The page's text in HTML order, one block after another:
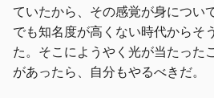
ていたから、その感覚が身につい
でも知名度が高くない時代からそ
た。そこにようやく光が当たった
があったら、自分もやるべきだ。